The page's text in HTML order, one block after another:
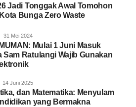
Jadi Tonggak Awal Tomohon
Bunga Zero Waste
31 Mei 2024
Mulai 1 Juni Masuk
Sam Ratulangi Wajib Gunakan
14 Juni 2025
dan Matematika: Menyulam
yang Bermakna